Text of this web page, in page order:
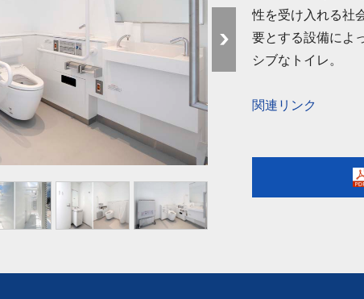
性を受け入れる社
要とする設備によ
シブなトイレ。
関連リンク